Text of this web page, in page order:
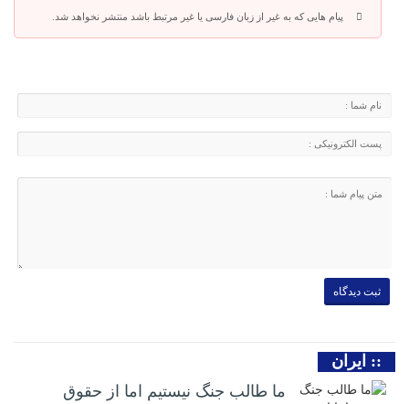
پیام هایی که به غیر از زبان فارسی یا غیر مرتبط باشد منتشر نخواهد شد.
:: ایران
ما طالب جنگ نیستیم اما از حقوق